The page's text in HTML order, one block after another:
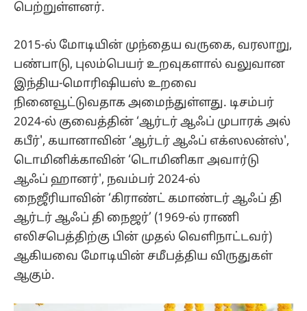
பெற்றுள்ளனர்.
2015-ல் மோடியின் முந்தைய வருகை, வரலாறு,
பண்பாடு, புலம்பெயர் உறவுகளால் வலுவான
இந்திய-மொரிஷியஸ் உறவை
நினைவூட்டுவதாக அமைந்துள்ளது. டிசம்பர்
2024-ல் குவைத்தின் ‘ஆர்டர் ஆஃப் முபாரக் அல்
கபீர்', கயானாவின் ‘ஆர்டர் ஆஃப் எக்ஸலன்ஸ்',
டொமினிக்காவின் ‘டொமினிகா அவார்டு
ஆஃப் ஹானர்', நவம்பர் 2024-ல்
நைஜீரியாவின் ‘கிராண்ட் கமாண்டர் ஆஃப் தி
ஆர்டர் ஆஃப் தி நைஜர்’ (1969-ல் ராணி
எலிசபெத்திற்கு பின் முதல் வெளிநாட்டவர்)
ஆகியவை மோடியின் சமீபத்திய விருதுகள்
ஆகும்.